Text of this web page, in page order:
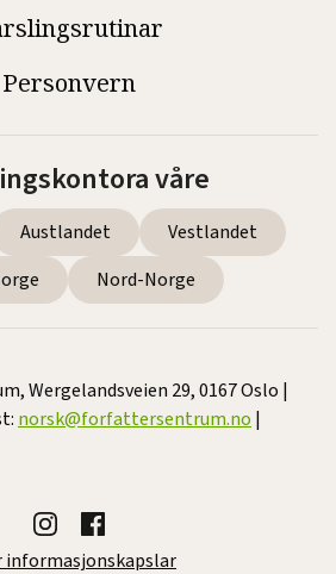
Personvern
våre
Austlandet
Vestlandet
Nord-Norge
Wergelandsveien 29, 0167 Oslo |
norsk@forfattersentrum.no |